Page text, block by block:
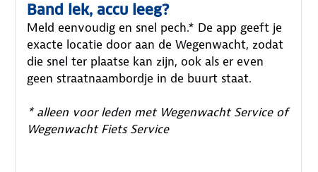
Band lek, accu leeg?
Meld eenvoudig en snel pech.* De app geeft je
exacte locatie door aan de Wegenwacht, zodat
die snel ter plaatse kan zijn, ook als er even
geen straatnaambordje in de buurt staat.
* alleen voor leden met Wegenwacht Service of
Wegenwacht Fiets Service